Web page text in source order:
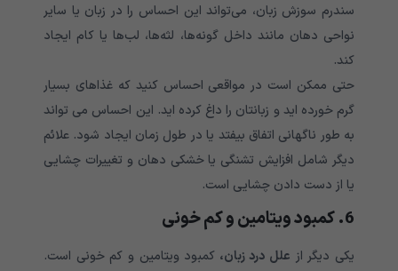
سندرم سوزش زبان، می‌تواند این احساس را در زبان یا سایر
نواحی دهان مانند داخل گونه‌ها، لثه‌ها، لب‌ها یا کام ایجاد
کند.
حتی ممکن است در مواقعی احساس کنید که غذاهای بسیار
گرم خورده اید و زبانتان را داغ کرده اید. این احساس می تواند
به طور ناگهانی اتفاق بیفتد یا در طول زمان ایجاد شود. علائم
دیگر شامل افزایش تشنگی یا خشکی دهان و تغییرات چشایی
یا از دست دادن چشایی است.
6. کمبود ویتامین و کم خونی
یکی دیگر از علل درد زبان، کمبود ویتامین و کم خونی است.